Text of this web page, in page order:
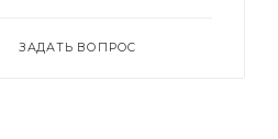
ЗАДАТЬ ВОПРОС